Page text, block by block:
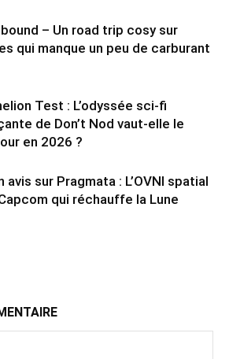
– Un road trip cosy sur
qui manque un peu de carburant
Test : L’odyssée sci-fi
de Don’t Nod vaut-elle le
en 2026 ?
avis sur Pragmata : L’OVNI spatial
qui réchauffe la Lune